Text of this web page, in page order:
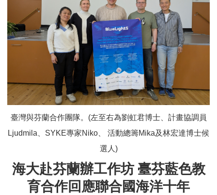
臺灣與芬蘭合作團隊。(左至右為劉虹君博士、計畫協調員
Ljudmila、SYKE專家Niko、 活動總籌Mika及林宏達博士候
選人)
海大赴芬蘭辦工作坊 臺芬藍色教
育合作回應聯合國海洋十年